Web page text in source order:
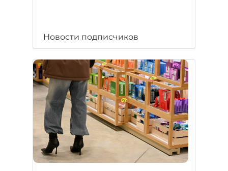
Новости подписчиков